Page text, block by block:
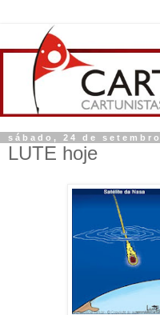
sábado, 24 de setembro
LUTE hoje